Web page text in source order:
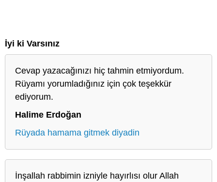
İyi ki Varsınız
Cevap yazacağınızı hiç tahmin etmiyordum.
Rüyamı yorumladığınız için çok teşekkür
ediyorum.
Halime Erdoğan
Rüyada hamama gitmek diyadin
İnşallah rabbimin izniyle hayırlısı olur Allah